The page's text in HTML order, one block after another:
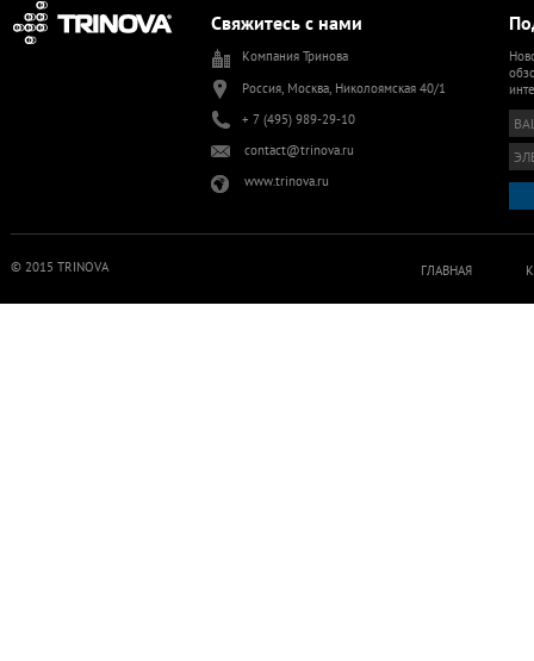
Свяжитесь с нами
Компания Тринова
Россия, Москва, Николоямская 40/1
+ 7 (495) 989-29-10
contact@trinova.ru
www.trinova.ru
ГЛАВНАЯ
© 2015 TRINOVA